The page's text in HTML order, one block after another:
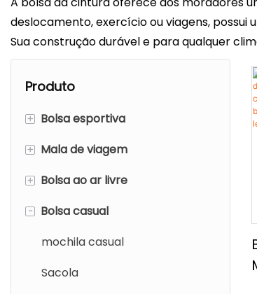
deslocamento, exercício ou viagens,
Sua construção durável e para qualquer
Produto
+ Bolsa esportiva
Mochila esportiva
Bolsa de mochila esportiva
Bolsa de ombro esportivo
Bolsa de sapatos de ginástica
+ Mala de viagem
Mochila de viagem
Mochila de viagem
Bolsa de carrinho
Bolsa de higiene
+ Bolsa ao ar livre
Mochila ao ar livre
-
Bolsa casual
mochila casual
Sacola